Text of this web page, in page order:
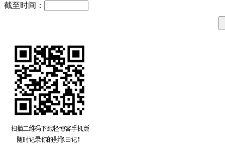
截至时间：